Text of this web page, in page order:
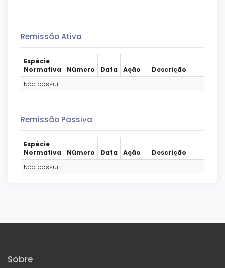
Remissão Ativa
Espécie
Normativa
Número Data Ação
Descrição
Não possui
Remissão Passiva
Espécie
Normativa
Número Data Ação
Descrição
Não possui
Sobre